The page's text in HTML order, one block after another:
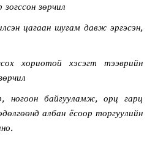
зөрчил
цагаан шугам давж эргэсэн,
хориотой хэсэгт тээврийн
ногоон байгууламж, орц гарц
албан ёсоор торгуулийн